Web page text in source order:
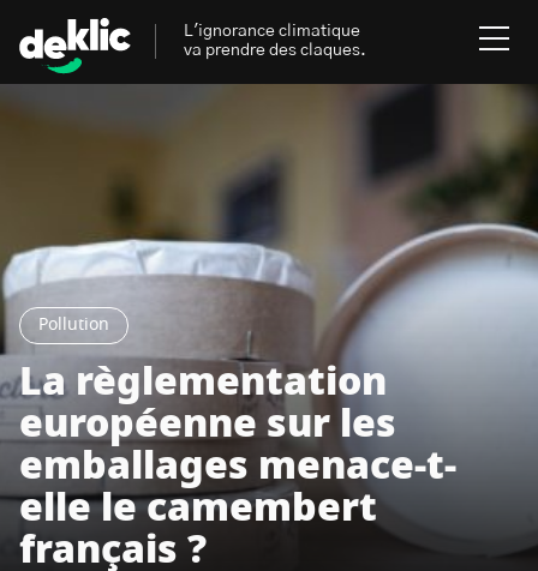
Pollution
La règlementation
européenne sur les
emballages menace-t-
elle le camembert
français ?
L'ignorance climatique
va prendre des claques.
Aides, bons plans & cie
Énergies renouvelables
Mobilités durables
Gestes écologiques
Inspiré.es inspirant.es
Rechercher
:
Les mots clés les plus
recherchés sur Deklic
Transition Écologique deklic kids
interview Volte-face influenceur.se